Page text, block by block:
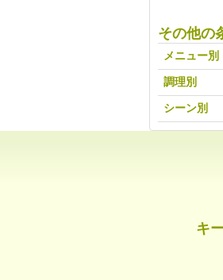
その他の
メニュー別
調理別
シーン別
キ